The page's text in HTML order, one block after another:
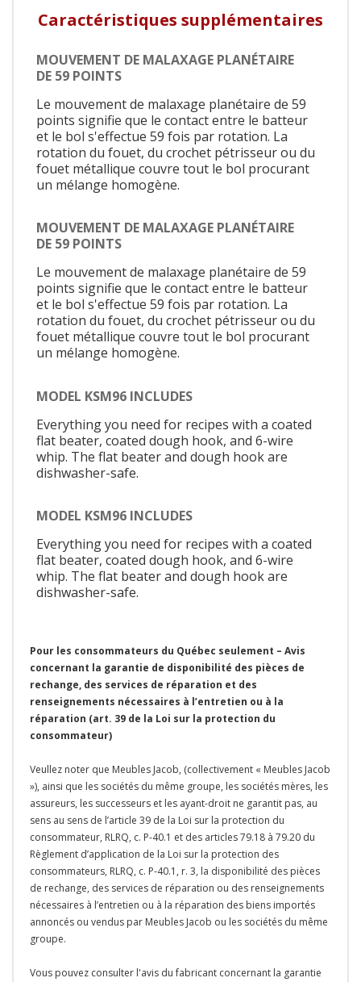
Caractéristiques supplémentaires
MOUVEMENT DE MALAXAGE PLANÉTAIRE
DE 59 POINTS
Le mouvement de malaxage planétaire de 59
points signifie que le contact entre le batteur
et le bol s'effectue 59 fois par rotation. La
rotation du fouet, du crochet pétrisseur ou du
fouet métallique couvre tout le bol procurant
un mélange homogène.
MOUVEMENT DE MALAXAGE PLANÉTAIRE
DE 59 POINTS
Le mouvement de malaxage planétaire de 59
points signifie que le contact entre le batteur
et le bol s'effectue 59 fois par rotation. La
rotation du fouet, du crochet pétrisseur ou du
fouet métallique couvre tout le bol procurant
un mélange homogène.
MODEL KSM96 INCLUDES
Everything you need for recipes with a coated
flat beater, coated dough hook, and 6-wire
whip. The flat beater and dough hook are
dishwasher-safe.
MODEL KSM96 INCLUDES
Everything you need for recipes with a coated
flat beater, coated dough hook, and 6-wire
whip. The flat beater and dough hook are
dishwasher-safe.
Pour les consommateurs du Québec seulement – Avis
concernant la garantie de disponibilité des pièces de
rechange, des services de réparation et des
renseignements nécessaires à l’entretien ou à la
réparation (art. 39 de la Loi sur la protection du
consommateur)
Veullez noter que Meubles Jacob, (collectivement « Meubles Jacob
»), ainsi que les sociétés du même groupe, les sociétés mères, les
assureurs, les successeurs et les ayant-droit ne garantit pas, au
sens au sens de l’article 39 de la Loi sur la protection du
consommateur, RLRQ, c. P-40.1 et des articles 79.18 à 79.20 du
Règlement d’application de la Loi sur la protection des
consommateurs, RLRQ, c. P-40.1, r. 3, la disponibilité des pièces
de rechange, des services de réparation ou des renseignements
nécessaires à l’entretien ou à la réparation des biens importés
annoncés ou vendus par Meubles Jacob ou les sociétés du même
groupe.
Vous pouvez consulter l'avis du fabricant concernant la garantie